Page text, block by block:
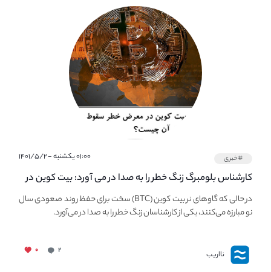
#خبری ۰۱:۰۰ یکشنبه - ۱۴۰۱/۵/۲
کارشناس بلومبرگ زنگ خطر را به صدا در می آورد: بیت کوین در
معرض خطر سقوط بزرگ است - دلیل آن چیست؟در حالی که گاوهای نر بیت کوین (BTC) سخت برای حفظ روند صعودی سال
نو مبارزه می‌کنند، یکی از کارشناسان زنگ خطر را به صدا در می‌آورد.
نااریب ۲ ۰